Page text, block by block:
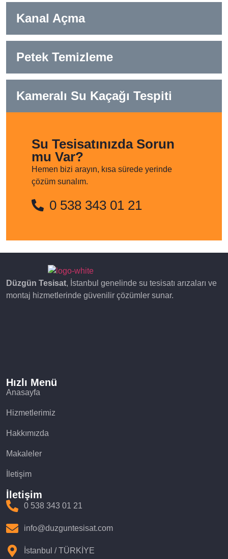
Kanal Açma
Petek Temizleme
Kameralı Su Kaçağı Tespiti
Su Tesisatınızda Sorun
mu Var?
Hemen bizi arayın, kısa sürede yerinde
çözüm sunalım.
0 538 343 01 21
Düzgün Tesisat, İstanbul genelinde su tesisatı arızaları ve
montaj hizmetlerinde güvenilir çözümler sunar.
Hızlı Menü
Anasayfa
Hizmetlerimiz
Hakkımızda
Makaleler
İletişim
İletişim
0 538 343 01 21
info@duzguntesisat.com
İstanbul / TÜRKİYE